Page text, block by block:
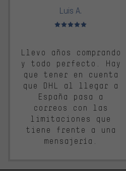
Luis A.
Valoración media: 5 de 5
Llevo años comprando
y todo perfecto. Hay
que tener en cuenta
que DHL al llegar a
España pasa a
correos con las
limitaciones que
tiene frente a una
mensajería.